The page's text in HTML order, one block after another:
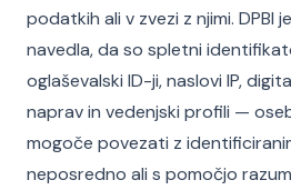
podatkih ali v zvezi z njimi. DPBI
navedla, da so spletni
oglaševalski ID-ji, naslovi IP,
naprav in vedenjski profili —
mogoče povezati z
neposredno ali s pomočjo